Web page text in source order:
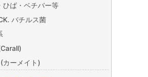
ひば・ベチバー等
バチルス菌
カーメイト)